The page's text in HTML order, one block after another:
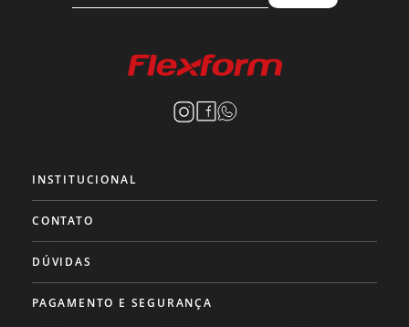
INSTITUCIONAL
CONTATO
DÚVIDAS
PAGAMENTO E SEGURANÇA